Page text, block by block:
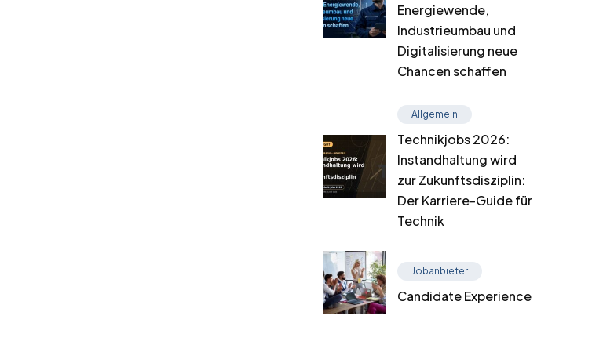
Energiewende,
Industrieumbau und
Digitalisierung neue
Chancen schaffen
Allgemein
Technikjobs 2026:
Instandhaltung wird
zur Zukunftsdisziplin:
Der Karriere-Guide für
Technik
Jobanbieter
Candidate Experience